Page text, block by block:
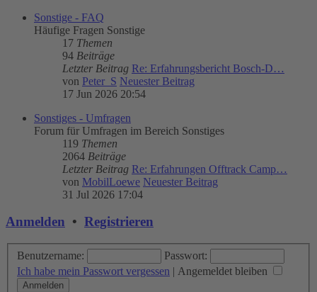
Sonstige - FAQ
Häufige Fragen Sonstige
17 Themen
94 Beiträge
Letzter Beitrag Re: Erfahrungsbericht Bosch-D…
von Peter_S Neuester Beitrag
17 Jun 2026 20:54
Sonstiges - Umfragen
Forum für Umfragen im Bereich Sonstiges
119 Themen
2064 Beiträge
Letzter Beitrag Re: Erfahrungen Offtrack Camp…
von MobilLoewe Neuester Beitrag
31 Jul 2026 17:04
Anmelden • Registrieren
Benutzername:
Passwort:
Ich habe mein Passwort vergessen | Angemeldet bleiben